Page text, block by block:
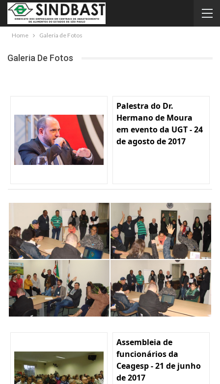
Home Galeria de Fotos
Galeria De Fotos
Palestra do Dr.
Hermano de Moura
em evento da UGT - 24
de agosto de 2017
Assembleia de
funcionários da
Ceagesp - 21 de junho
de 2017